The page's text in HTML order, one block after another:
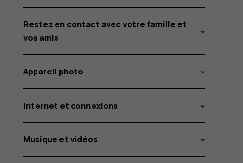
Restez en contact avec votre famille et
vos amis
Appareil photo
Internet et connexions
Musique et vidéos